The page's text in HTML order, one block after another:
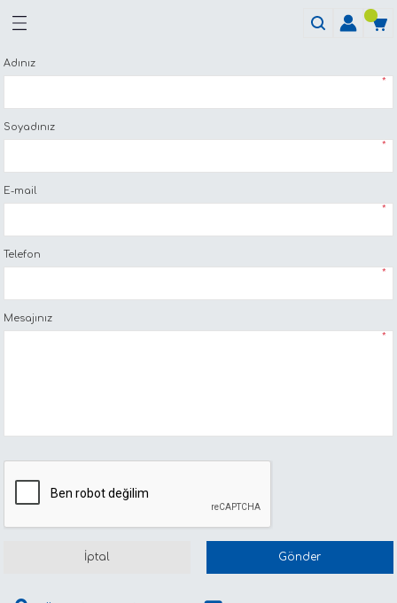
Adınız
*
Soyadınız
*
E-mail
*
Telefon
*
Mesajınız
*
İptal Gönder